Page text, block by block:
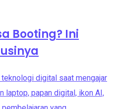
Booting? Ini